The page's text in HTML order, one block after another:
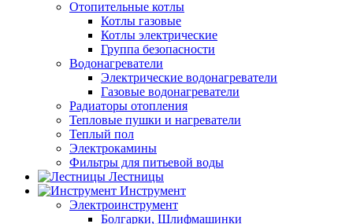
Отопительные котлы
Котлы газовые
Котлы электрические
Группа безопасности
Водонагреватели
Электрические водонагреватели
Газовые водонагреватели
Радиаторы отопления
Тепловые пушки и нагреватели
Теплый пол
Электрокамины
Фильтры для питьевой воды
Лестницы
Инструмент
Электроинструмент
Болгарки, Шлифмашинки